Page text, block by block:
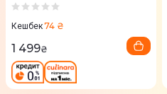
Кешбек74 ₴
1 499₴